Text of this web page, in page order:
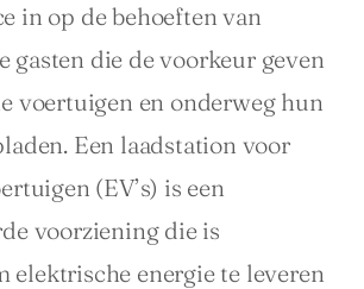
in op de behoeften van
gasten die de voorkeur geven
voertuigen en onderweg hun
Een laadstation voor
(EV’s) is een
voorziening die is
elektrische energie te leveren